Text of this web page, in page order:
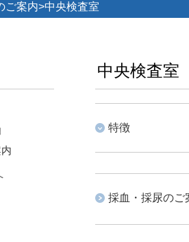
ご案内>中央検査室
中央検査室
特徴
採血・採尿のご